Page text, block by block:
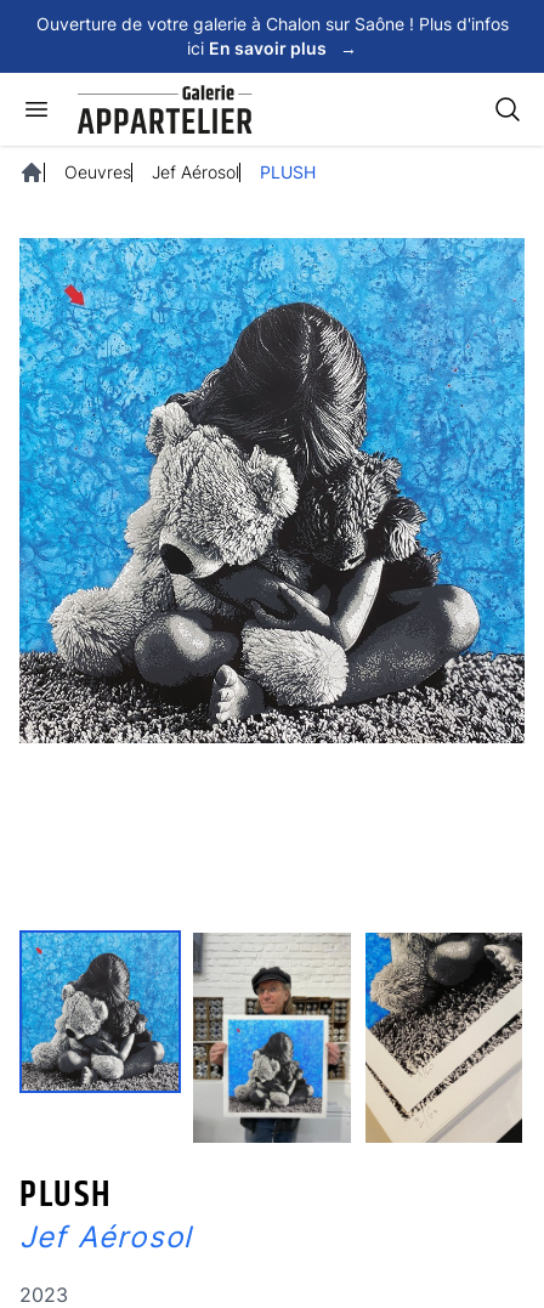
Ouverture de votre galerie à Chalon sur Saône ! Plus d'infos
ici En savoir plus →
Oeuvres Jef Aérosol PLUSH
PLUSH
Jef Aérosol
Année de réalisation
2023
Panneau de gestion des cookies